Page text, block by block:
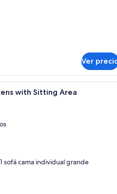
Ver
Habitación de hotel con dos
with Sitting Area
sofá cama individual grande